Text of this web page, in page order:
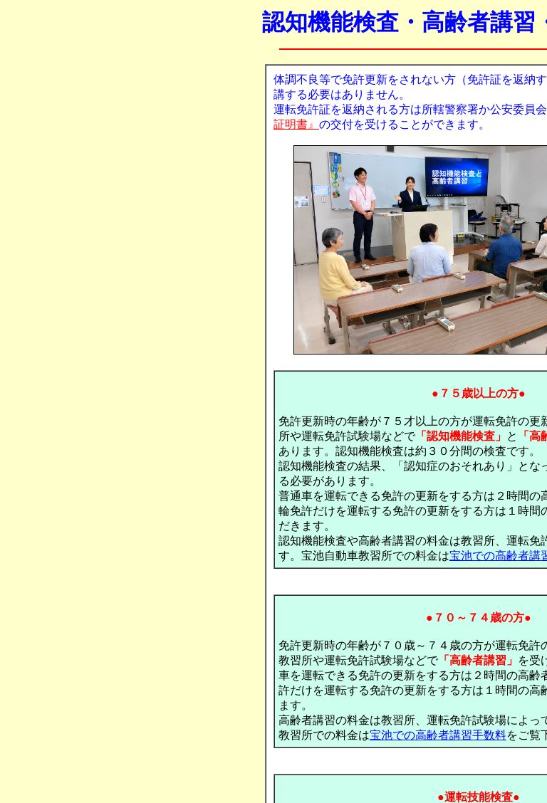
認知機能検査・高齢者講習
体調不良等で免許更新をされない方（免許証を返納
講する必要はありません。
運転免許証を返納される方は所轄警察署か公安委員
証明書』 の交付を受けることができます。
●７５歳以上の方●
免許更新時の年齢が７５才以上の方が運転免許の更
所や運転免許試験場などで「認知機能検査」 と 「高
あります。認知機能検査は約３０分間の検査です。
認知機能検査の結果、「認知症のおそれあり」とな
る必要があります。
普通車を運転できる免許の更新をする方は２時間の
輪免許だけを運転する免許の更新をする方は１時間
だきます。
認知機能検査や高齢者講習の料金は教習所、運転免
す。宝池自動車教習所での料金は宝池での高齢者講
●７０～７４歳の方●
免許更新時の年齢が７０歳～７４歳の方が運転免許
教習所や運転免許試験場などで「高齢者講習」 を受
車を運転できる免許の更新をする方は２時間の高齢
許だけを運転する免許の更新をする方は１時間の高
ます。
高齢者講習の料金は教習所、運転免許試験場によっ
教習所での料金は宝池での高齢者講習手数料をご覧
●運転技能検査●